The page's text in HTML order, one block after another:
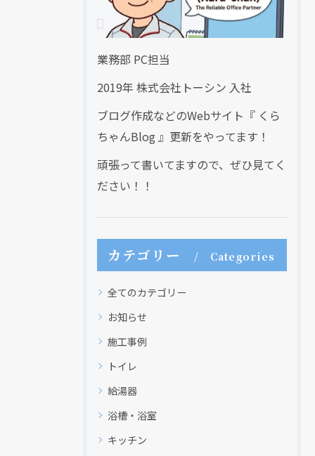
業務部 PC担当
2019年 株式会社トーシン 入社
ブログ作成などのWebサイト『 くら
ちゃんBlog 』更新をやってます！
頑張って書いてますので、ぜひ見てく
ださい！！
カテゴリー Categories
全てのカテゴリー
お知らせ
施工事例
トイレ
給湯器
浴槽・浴室
キッチン
現在、新聞に入っている折込チラシです。
現在、新聞に入っている折込チラシです。